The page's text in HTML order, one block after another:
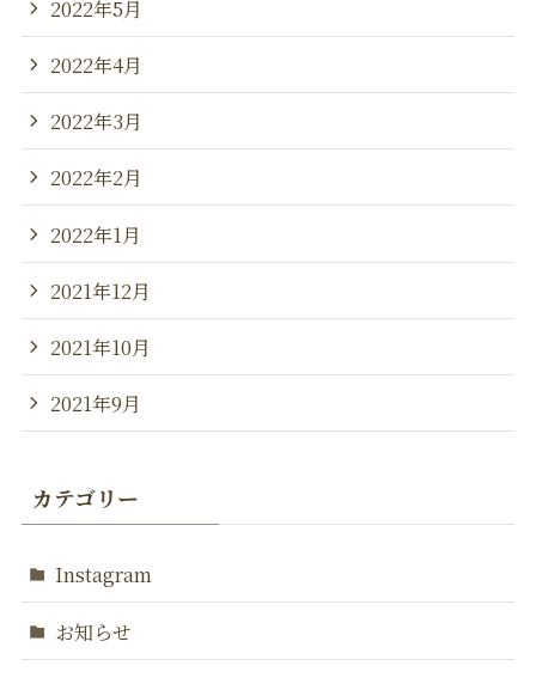
2022年5月
2022年4月
2022年3月
2022年2月
2022年1月
2021年12月
2021年10月
2021年9月
カテゴリー
Instagram
お知らせ